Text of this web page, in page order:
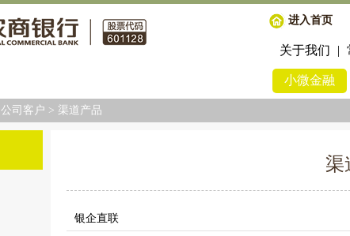
进入首页
关于我们 |
小微金融
公司客户 > 渠道产品
渠
银企直联